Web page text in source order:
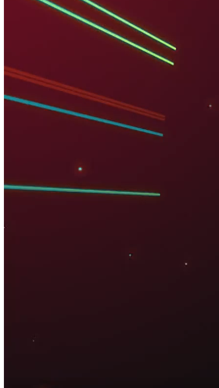
NAM
21:35 ngày 15/09/2025
Kinh tế xanh là xu hướng tất yếu của sự phát triển bền vững.